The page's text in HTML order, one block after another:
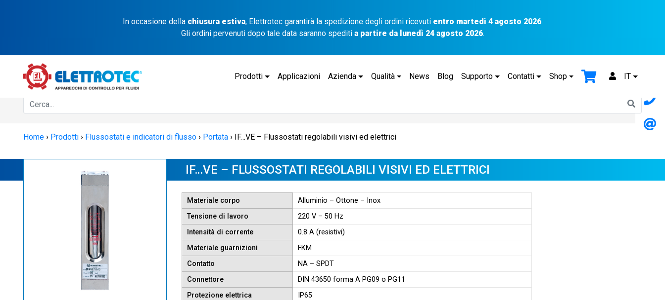
In occasione della chiusura estiva, Elettrotec garantirà la spedizione degli ordini ricevuti entro martedì 4 agosto 2026.
Gli ordini pervenuti dopo tale data saranno spediti a partire da lunedì 24 agosto 2026.
Prodotti Applicazioni Azienda Qualità News Blog Supporto Contatti Shop IT
Home › Prodotti › Flussostati e indicatori di flusso › Portata › IF…VE – Flussostati regolabili visivi ed elettrici
IF…VE – FLUSSOSTATI REGOLABILI VISIVI ED ELETTRICI
Materiale corpo
Alluminio – Ottone – Inox
Tensione di lavoro
220 V – 50 Hz
Intensità di corrente
0.8 A (resistivi)
Materiale guarnizioni
FKM
Contatto
NA – SPDT
Connettore
DIN 43650 forma A PG09 o PG11
Protezione elettrica
IP65